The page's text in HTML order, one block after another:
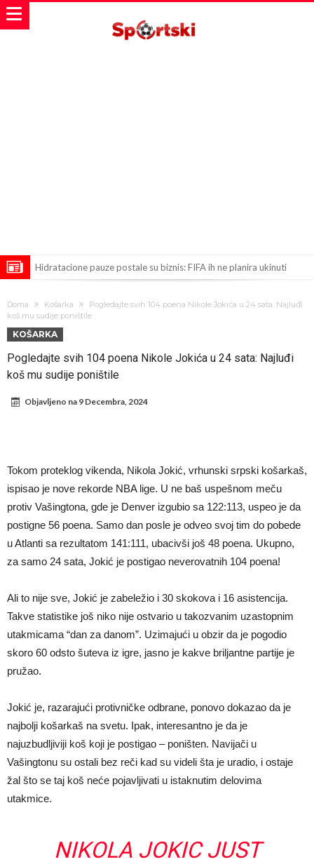
Hidratacione pauze postale su biznis: FIFA ih ne planira ukinuti
Infantino i ljubavnička veza: Kontroverzni detalji i novčana isplata iz
UEFA
Murinjo uvodi strogu disciplinu u Real Madrid. Ovo su tri nova
pravila
Arsenal za 138 miliona evra dovodi zvezdu Serie A?
Doma Košarka
Pogledajte svih 104 poena Nikole Jokića u 24 sata: Najluđi
koš mu sudije poništile
KOŠARKA
Pogledajte svih 104 poena Nikole Jokića u 24 sata: Najluđi
koš mu sudije poništile
Objavljeno na 9 Decembra, 2024
Tokom proteklog vikenda, Nikola Jokić, vrhunski srpski košarkaš,
ispisao je nove rekorde NBA lige. U ne baš uspešnom meču
protiv Vašingtona, gde je Denver izgubio sa 122:113, uspeo je da
postigne 56 poena. Samo dan posle je odveo svoj tim do pobede
u Atlanti sa rezultatom 141:111, ubacivši još 48 poena. Ukupno,
za samo 24 sata, Jokić je postigao neverovatnih 104 poena!
Ali to nije sve, Jokić je zabeležio i 30 skokova i 16 asistencija.
Takve statistike još niko nije ostvario u takozvanim uzastopnim
utakmicama “dan za danom”. Uzimajući u obzir da je pogodio
skoro 60 odsto šuteva iz igre, jasno je kakve briljantne partije je
pružao.
Jokić je, razarajući protivničke odbrane, ponovo dokazao da je
najbolji košarkaš na svetu. Ipak, interesantno je da je
najuzbudljiviji koš koji je postigao – poništen. Navijači u
Vašingtonu su ostali bez reči kad su videli šta je uradio, i ostaje
žal što se taj koš neće pojavljivati u istaknutim delovima
utakmice.
NIKOLA JOKIC JUST